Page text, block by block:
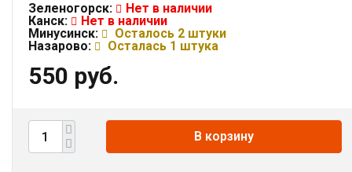
Зеленогорск:
Нет в наличии
Канск:
Нет в наличии
Минусинск:
Осталось 2 штуки
Назарово:
Осталась 1 штука
550 руб.
В корзину